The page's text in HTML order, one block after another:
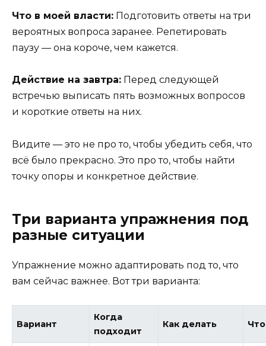
Что в моей власти: Подготовить ответы на три
вероятных вопроса заранее. Репетировать
паузу — она короче, чем кажется.
Действие на завтра: Перед следующей
встречью выписать пять возможных вопросов
и короткие ответы на них.
Видите — это не про то, чтобы убедить себя, что
всё было прекрасно. Это про то, чтобы найти
точку опоры и конкретное действие.
Три варианта упражнения под
разные ситуации
Упражнение можно адаптировать под то, что
вам сейчас важнее. Вот три варианта:
Вариант
Когда
подходит
Как делать